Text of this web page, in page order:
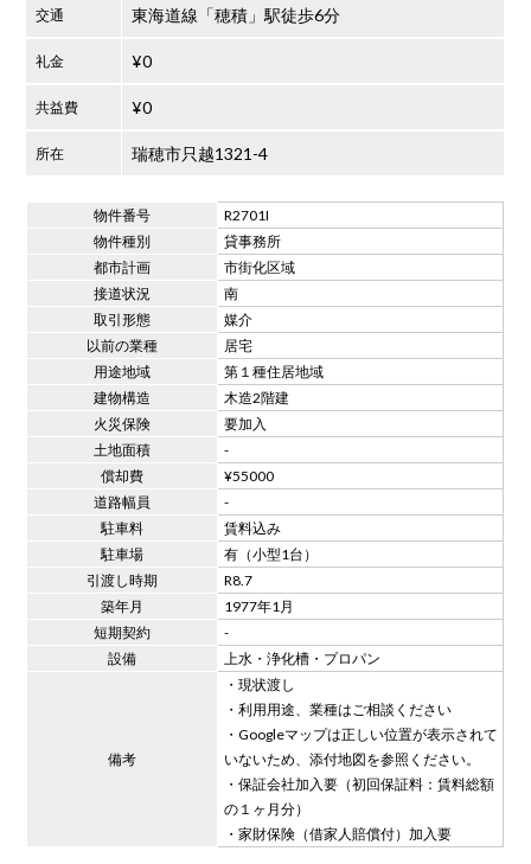
交通 東海道線「穂積」駅徒歩6分
礼金 ¥0
共益費 ¥0
所在 瑞穂市只越1321-4
物件番号
R2701I
物件種別
貸事務所
都市計画
市街化区域
接道状況
南
取引形態
媒介
以前の業種
居宅
用途地域
第１種住居地域
建物構造
木造2階建
火災保険
要加入
土地面積
-
償却費
¥55000
道路幅員
-
駐車料
賃料込み
駐車場
有（小型1台）
引渡し時期
R8.7
築年月
1977年1月
短期契約
-
設備
上水・浄化槽・プロパン
備考
・現状渡し
・利用用途、業種はご相談ください
・Googleマップは正しい位置が表示されて
いないため、添付地図を参照ください。
・保証会社加入要（初回保証料：賃料総額
の１ヶ月分）
・家財保険（借家人賠償付）加入要